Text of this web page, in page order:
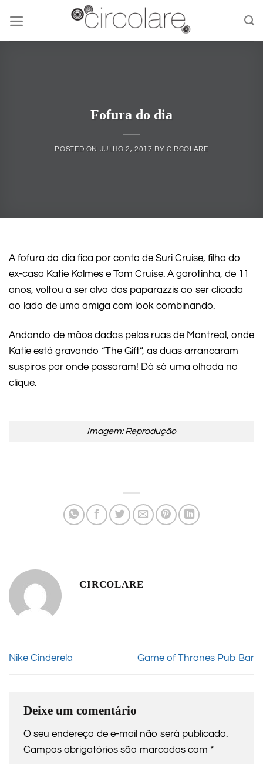
content
Fofura do dia
POSTED ON JULHO 2, 2017 BY CIRCOLARE
A fofura do dia fica por conta de Suri Cruise, filha do
ex-casa Katie Kolmes e Tom Cruise. A garotinha, de 11
anos, voltou a ser alvo dos paparazzis ao ser clicada
ao lado de uma amiga com look combinando.
Andando de mãos dadas pelas ruas de Montreal, onde
Katie está gravando “The Gift”, as duas arrancaram
suspiros por onde passaram! Dá só uma olhada no
clique.
Imagem: Reprodução
CIRCOLARE
Nike Cinderela Game of Thrones Pub Bar
Deixe um comentário
O seu endereço de e-mail não será publicado.
Campos obrigatórios são marcados com *